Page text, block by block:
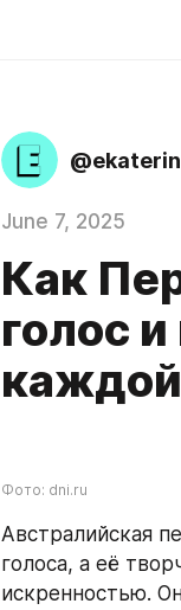
June 7, 2025
Как
голос
Фото: dni.ru
Австралийская
голоса, а её
искренностью.